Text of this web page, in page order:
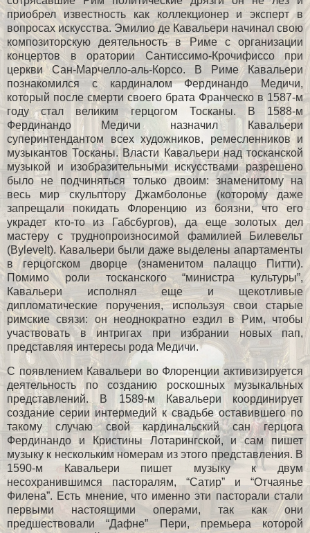
приобрел известность как коллекционер и эксперт в
вопросах искусства. Эмилио де Кавальери начинал свою
композиторскую деятельность в Риме с организации
концертов в оратории Сантиссимо-Крочифиссо при
церкви Сан-Марчелло-аль-Корсо. В Риме Кавальери
познакомился с кардиналом Фердинандо Медичи,
который после смерти своего брата Франческо в 1587-м
году стал великим герцогом Тосканы. В 1588-м
Фердинандо Медичи назначил Кавальери
суперинтендантом всех художников, ремесленников и
музыкантов Тосканы. Власти Кавальери над тосканской
музыкой и изобразительными искусствами разрешено
было не подчиняться только двоим: знаменитому на
весь мир скульптору Джамболонье (которому даже
запрещали покидать Флоренцию из боязни, что его
украдет кто-то из Габсбургов), да еще золотых дел
мастеру с труднопроизносимой фамилией Билевельт
(Bylevelt). Кавальери были даже выделены апартаменты
в герцогском дворце (знаменитом палаццо Питти).
Помимо роли тосканского “министра культуры”,
Кавальери исполнял еще и щекотливые
дипломатические поручения, используя свои старые
римские связи: он неоднократно ездил в Рим, чтобы
участвовать в интригах при избрании новых пап,
представляя интересы рода Медичи.
С появлением Кавальери во Флоренции активизируется
деятельность по созданию роскошных музыкальных
представлений. В 1589-м Кавальери координирует
создание серии интермедий к свадьбе оставившего по
такому случаю свой кардинальский сан герцога
Фердинандо и Кристины Лотарингской, и сам пишет
музыку к нескольким номерам из этого представления. В
1590-м Кавальери пишет музыку к двум
несохранившимся пасторалям, “Сатир” и “Отчаянье
Филена”. Есть мнение, что именно эти пасторали стали
первыми настоящими операми, так как они
предшествовали “Дафне” Пери, премьера которой